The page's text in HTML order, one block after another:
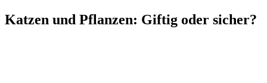
Katzen und Pflanzen: Giftig oder sicher?